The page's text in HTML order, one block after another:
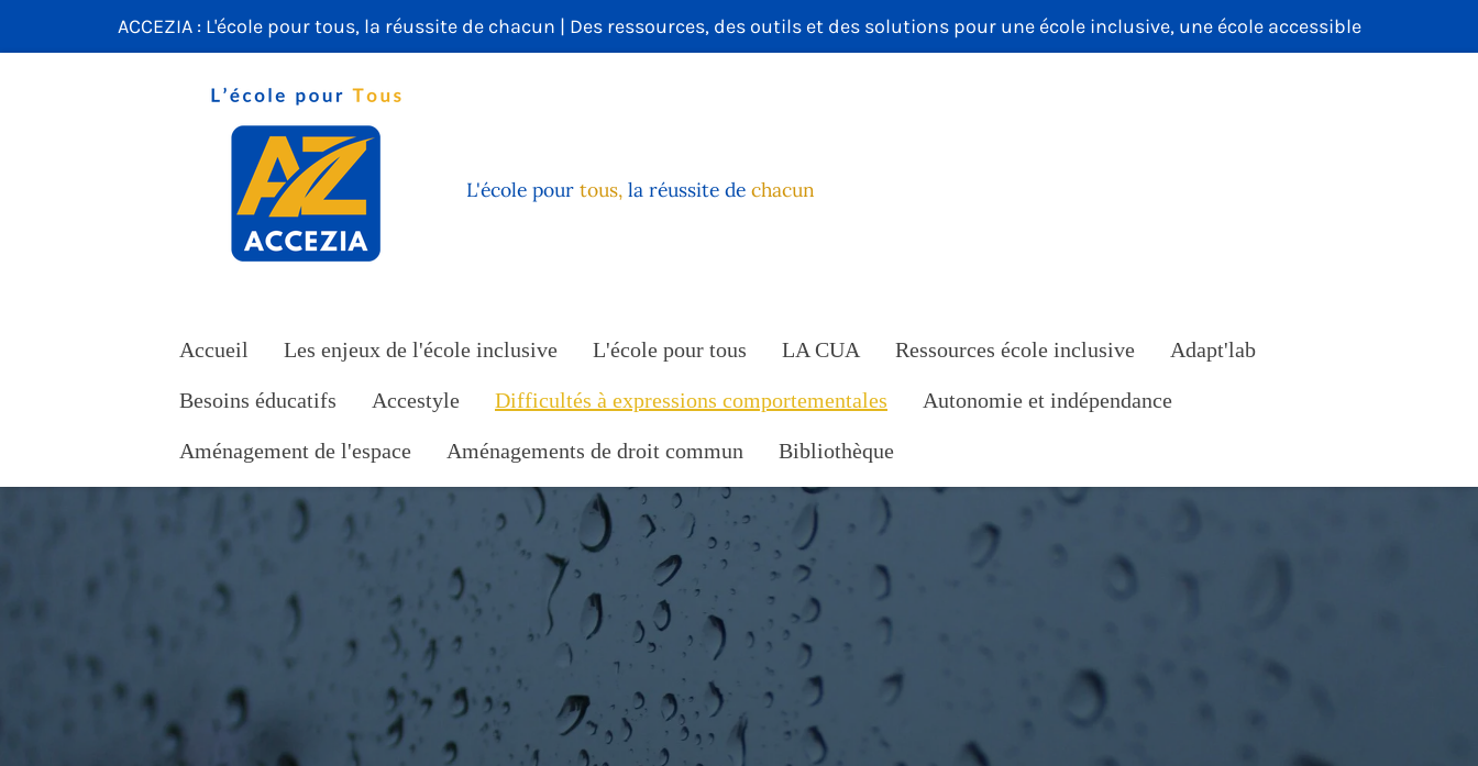
au
ACCEZIA : L'école pour tous, la réussite de chacun | Des ressources, des outils et des solutions pour une école inclusive, une école accessible
L'école pour tous, la réussite de chacun
Accueil Les enjeux de l'école inclusive L'école pour tous LA CUA Ressources école inclusive Adapt'lab
Besoins éducatifs Accestyle Difficultés à expressions comportementales Autonomie et indépendance
Aménagement de l'espace Aménagements de droit commun Bibliothèque